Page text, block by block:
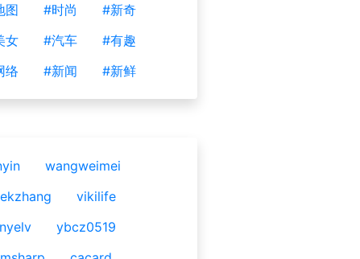
图
#时尚
#新奇
女
#汽车
#有趣
络
#新闻 #新鲜
wangweimei
vikilife
ybcz0519